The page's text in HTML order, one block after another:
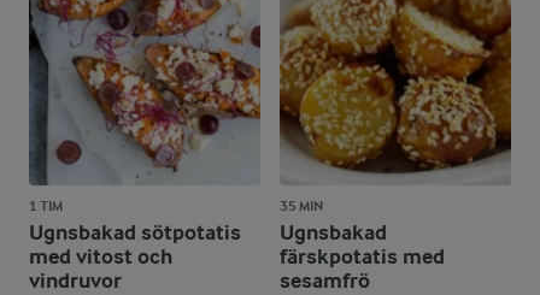
1 TIM
Ugnsbakad sötpotatis
med vitost och
vindruvor
35 MIN
Ugnsbakad
färskpotatis med
sesamfrö